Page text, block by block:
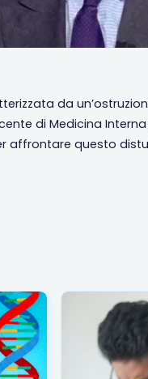
da
di Medicina
affrontare questo